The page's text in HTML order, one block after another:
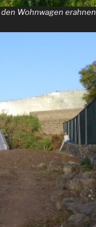
Wohnwagen erahnen.